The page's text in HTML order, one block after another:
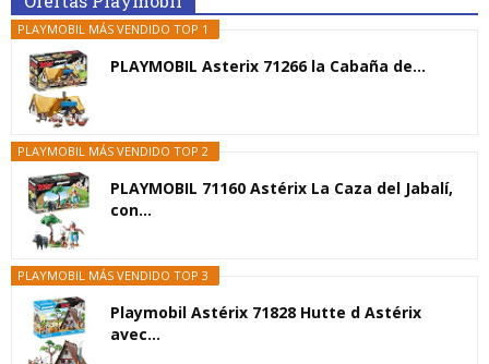
PLAYMOBIL MÁS VENDIDO TOP 1
PLAYMOBIL Asterix 71266 la Cabaña de...
PLAYMOBIL MÁS VENDIDO TOP 2
PLAYMOBIL 71160 Astérix La Caza del Jabalí,
con...
PLAYMOBIL MÁS VENDIDO TOP 3
Playmobil Astérix 71828 Hutte d Astérix
avec...